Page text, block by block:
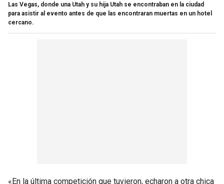
Las Vegas, donde una Utah y su hija Utah se encontraban en la ciudad
para asistir al evento antes de que las encontraran muertas en un hotel
cercano.
«En la última competición que tuvieron, echaron a otra chica